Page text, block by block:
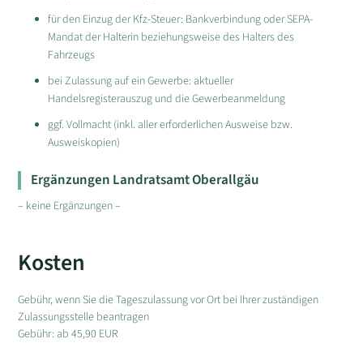
für den Einzug der Kfz-Steuer: Bankverbindung oder SEPA-
Mandat der Halterin beziehungsweise des Halters des
Fahrzeugs
bei Zulassung auf ein Gewerbe: aktueller
Handelsregisterauszug und die Gewerbeanmeldung
ggf. Vollmacht (inkl. aller erforderlichen Ausweise bzw.
Ausweiskopien)
Ergänzungen Landratsamt Oberallgäu
– keine Ergänzungen –
Kosten
Gebühr, wenn Sie die Tageszulassung vor Ort bei Ihrer zuständigen
Zulassungsstelle beantragen
Gebühr: ab 45,90 EUR